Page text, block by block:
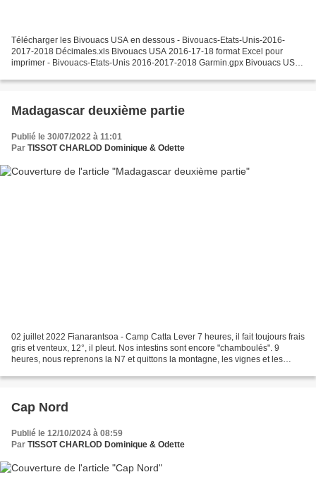
Télécharger les Bivouacs USA en dessous - Bivouacs-Etats-Unis-2016-
2017-2018 Décimales.xls Bivouacs USA 2016-17-18 format Excel pour
imprimer - Bivouacs-Etats-Unis 2016-2017-2018 Garmin.gpx Bivouacs USA
Madagascar deuxième partie
Publié le 30/07/2022 à 11:01
Par TISSOT CHARLOD Dominique & Odette
02 juillet 2022 Fianarantsoa - Camp Catta Lever 7 heures, il fait toujours frais
gris et venteux, 12°, il pleut. Nos intestins sont encore "chamboulés". 9
heures, nous reprenons la N7 et quittons la montagne, les vignes et les
Cap Nord
Publié le 12/10/2024 à 08:59
Par TISSOT CHARLOD Dominique & Odette